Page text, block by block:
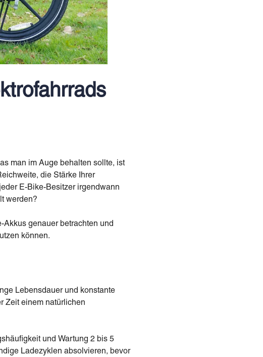
man im Auge behalten sollte, ist
die Stärke Ihrer
E-Bike-Besitzer irgendwann
werden?
genauer betrachten und
können.
Lebensdauer und konstante
Zeit einem natürlichen
und Wartung 2 bis 5
Ladezyklen absolvieren, bevor